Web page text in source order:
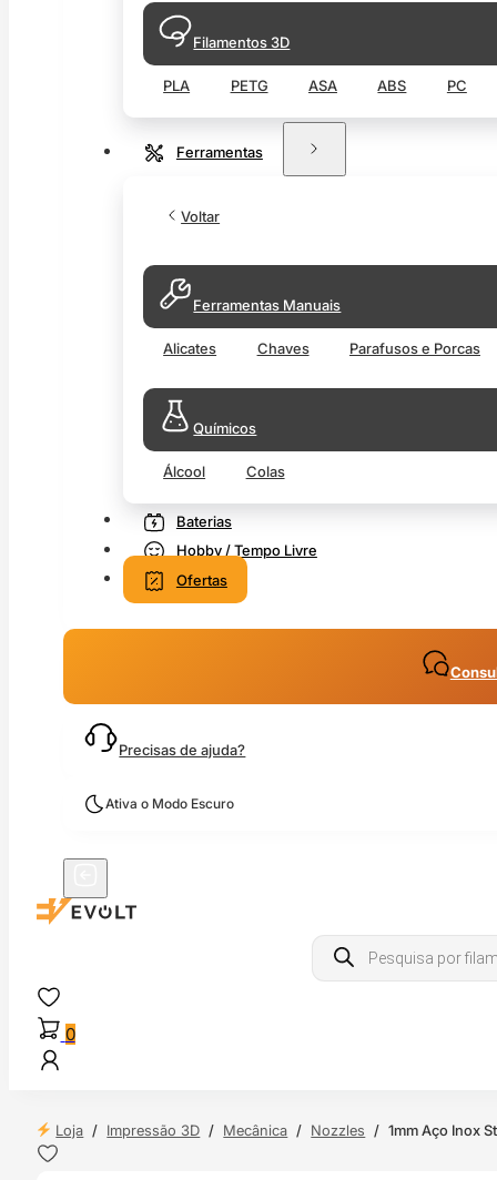
Filamentos 3D
PLA PETG ASA ABS PC
Ferramentas
Voltar
Ferramentas Manuais
Alicates Chaves Parafusos e Porcas
Químicos
Álcool Colas
Baterias
Hobby / Tempo Livre
Ofertas
Precisas de ajuda?
Ativa o Modo Escuro
Products
search
0
Loja / Impressão 3D / Mecânica / Nozzles / 1mm Aço Inox